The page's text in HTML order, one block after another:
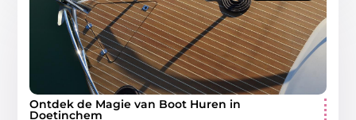
Ontdek de Magie van Boot Huren in
Doetinchem